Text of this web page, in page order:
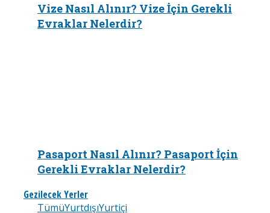
Vize Nasıl Alınır? Vize İçin Gerekli
Evraklar Nelerdir?
Pasaport Nasıl Alınır? Pasaport İçin
Gerekli Evraklar Nelerdir?
Gezilecek Yerler
TümüYurtdışıYurtiçi